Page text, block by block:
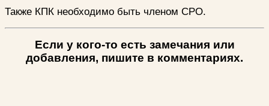
Также КПК необходимо быть членом СРО.
Если у кого-то есть замечания или
добавления, пишите в комментариях.